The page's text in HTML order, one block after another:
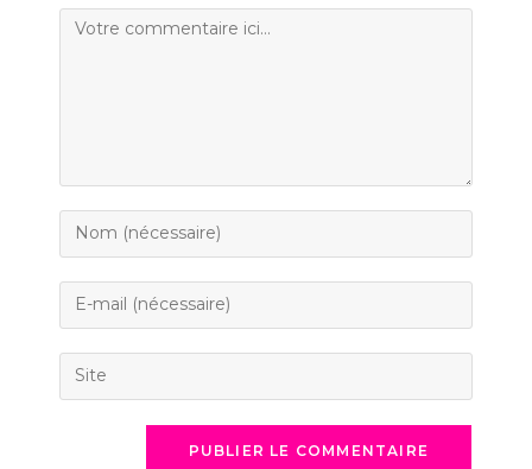
Comment
Enter
your
name
to
comment
Enter
your
email
address
Saisir
l’URL